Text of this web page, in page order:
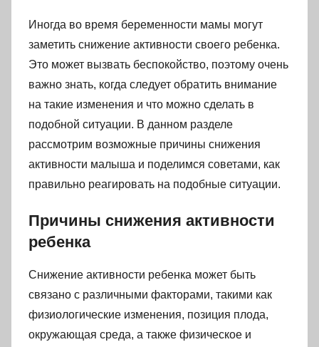
Иногда во время беременности мамы могут
заметить снижение активности своего ребенка.
Это может вызвать беспокойство, поэтому очень
важно знать, когда следует обратить внимание
на такие изменения и что можно сделать в
подобной ситуации. В данном разделе
рассмотрим возможные причины снижения
активности малыша и поделимся советами, как
правильно реагировать на подобные ситуации.
Причины снижения активности
ребенка
Снижение активности ребенка может быть
связано с различными факторами, такими как
физиологические изменения, позиция плода,
окружающая среда, а также физическое и